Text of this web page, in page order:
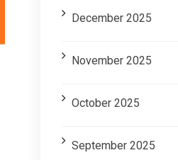
December 2025
November 2025
October 2025
September 2025